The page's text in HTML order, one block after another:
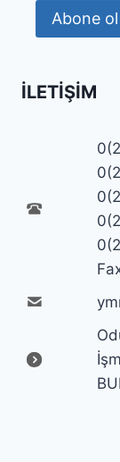
Abone ol
İLETIŞIM